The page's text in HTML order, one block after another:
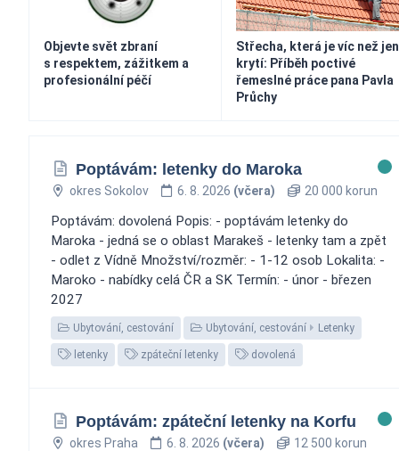
Objevte svět zbraní
s respektem, zážitkem a
profesionální péčí
Střecha, která je víc než jen
krytí: Příběh poctivé
řemeslné práce pana Pavla
Průchy
Poptávám: letenky do Maroka
okres Sokolov 6. 8. 2026 (včera) 20 000 korun
Poptávám: dovolená Popis: - poptávám letenky do
Maroka - jedná se o oblast Marakeš - letenky tam a zpět
- odlet z Vídně Množství/rozměr: - 1-12 osob Lokalita: -
Maroko - nabídky celá ČR a SK Termín: - únor - březen
2027
Ubytování, cestování Ubytování, cestování Letenky
letenky zpáteční letenky dovolená
Poptávám: zpáteční letenky na Korfu
okres Praha 6. 8. 2026 (včera) 12 500 korun